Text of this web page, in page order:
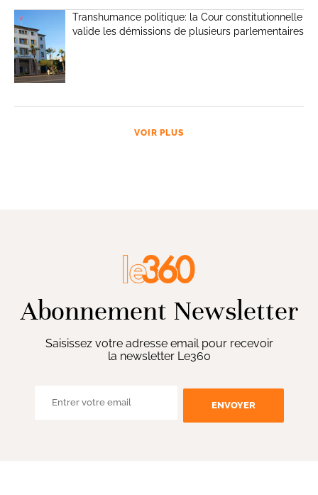
Transhumance politique: la Cour constitutionnelle
valide les démissions de plusieurs parlementaires
VOIR PLUS
Abonnement Newsletter
Saisissez votre adresse email pour recevoir
la newsletter Le360
ENVOYER